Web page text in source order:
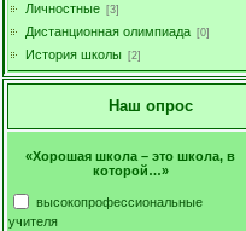
Личностные [3]
Дистанционная олимпиада [0]
История школы [2]
Наш опрос
«Хорошая школа – это школа, в
которой…»
высокопрофессиональные
учителя